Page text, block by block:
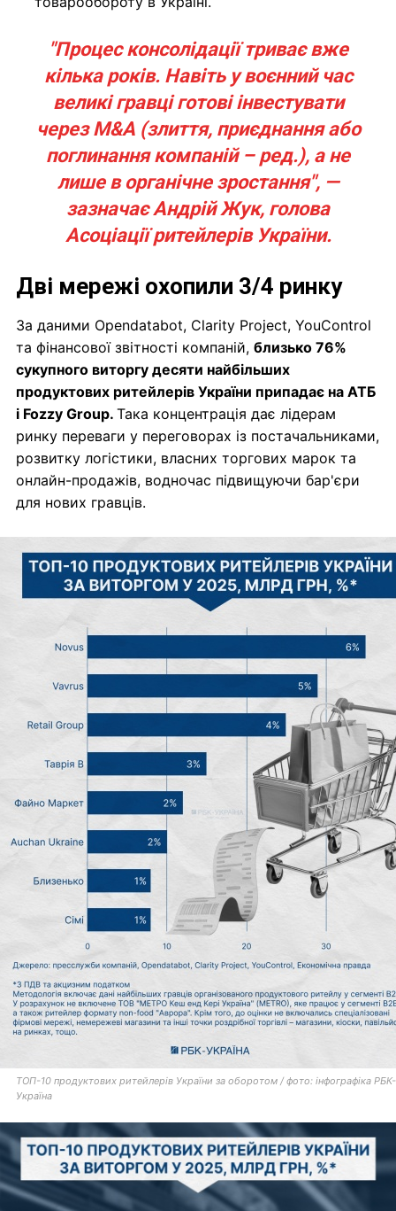
"Процес консолідації триває вже
кілька років. Навіть у воєнний час
великі гравці готові інвестувати
через M&A (злиття, приєднання або
поглинання компаній – ред.), а не
лише в органічне зростання", —
зазначає Андрій Жук, голова
Асоціації ритейлерів України.
Дві мережі охопили 3/4 ринку
За даними Opendatabot, Clarity Project, YouControl
та фінансової звітності компаній, близько 76%
сукупного виторгу десяти найбільших
продуктових ритейлерів України припадає на АТБ
і Fozzy Group. Така концентрація дає лідерам
ринку переваги у переговорах із постачальниками,
розвитку логістики, власних торгових марок та
онлайн-продажів, водночас підвищуючи бар'єри
для нових гравців.
ТОП-10 продуктових ритейлерів України за оборотом / фото: інфографіка РБК-
Україна